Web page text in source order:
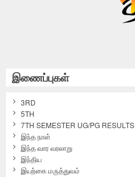
இணைப்புகள்
3RD
5TH
7TH SEMESTER UG/PG RESULTS
இந்த நாள்
இந்த வார வரலாறு
இந்திய
இயற்கை மருத்துவம்